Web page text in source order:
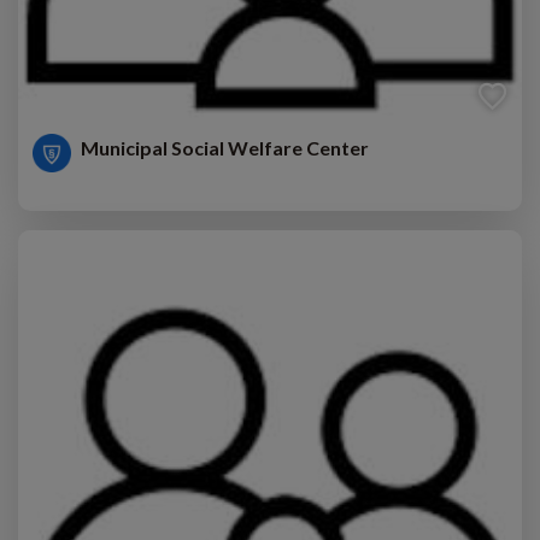
Municipal Social Welfare Center